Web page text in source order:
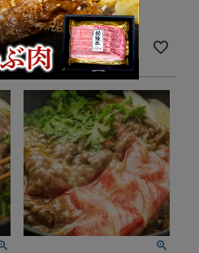
クール便でお届け
販売価格 ¥16,800税込
詳細を見る